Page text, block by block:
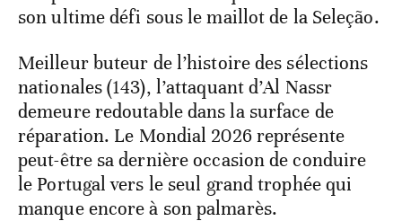
son ultime défi sous le maillot de la Seleção.
Meilleur buteur de l’histoire des sélections
nationales (143), l’attaquant d’Al Nassr
demeure redoutable dans la surface de
réparation. Le Mondial 2026 représente
peut-être sa dernière occasion de conduire
le Portugal vers le seul grand trophée qui
manque encore à son palmarès.